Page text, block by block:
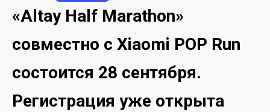
«Altay Half Marathon»
совместно с Xiaomi POP Run
состоится 28 сентября.
Регистрация уже открыта